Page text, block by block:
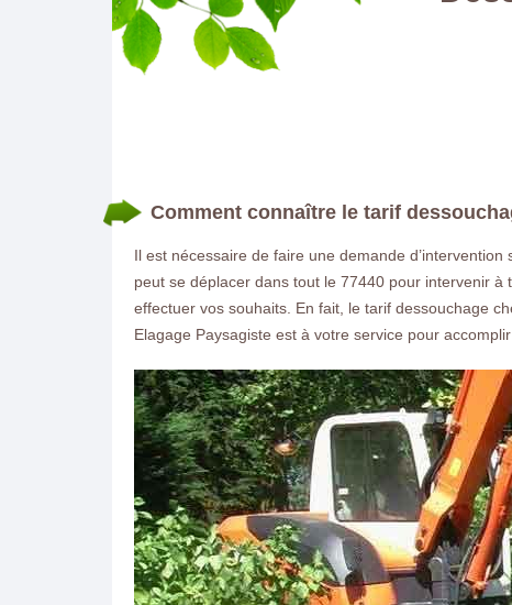
Comment connaître le tarif
Il est nécessaire de faire une demande
peut se déplacer dans tout le 77440 pour intervenir
effectuer vos souhaits. En fait, le tarif dessouchage
Elagage Paysagiste est à votre service pour